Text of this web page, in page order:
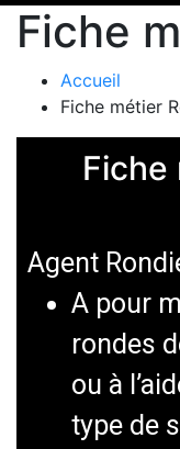
Fiche
Accueil
Fiche métier
Fiche
Agent
A pour
rondes
ou à
type de